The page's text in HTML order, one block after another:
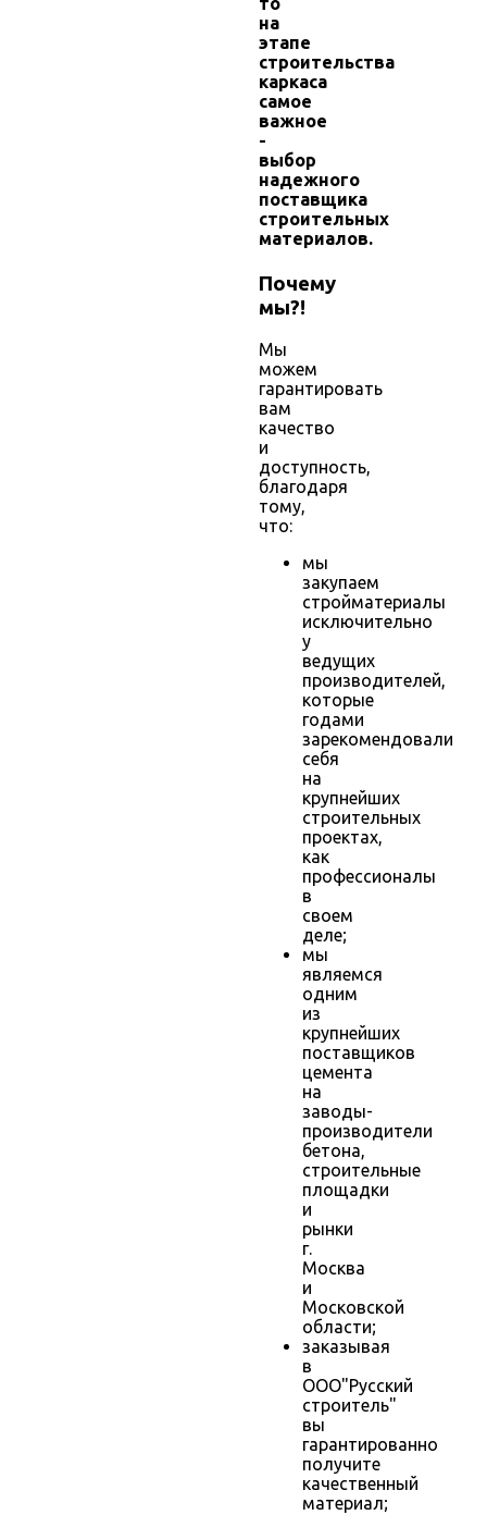
на
этапе
строительства
каркаса
самое
важное
-
выбор
надежного
поставщика
строительных
материалов.
Почему
мы?!
Мы
можем
гарантировать
вам
качество
и
доступность,
благодаря
тому,
что:
мы
закупаем
стройматериалы
исключительно
у
ведущих
производителей,
которые
годами
зарекомендовали
себя
на
крупнейших
строительных
проектах,
как
профессионалы
в
своем
деле;
мы
являемся
одним
из
крупнейших
поставщиков
цемента
на
заводы-
производители
бетона,
строительные
площадки
и
рынки
г.
Москва
и
Московской
области;
заказывая
в
ООО"Русский
строитель"
вы
гарантированно
получите
качественный
материал;